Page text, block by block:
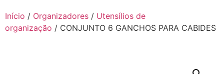
Início / Organizadores / Utensílios de
organização / CONJUNTO 6 GANCHOS PARA CABIDES